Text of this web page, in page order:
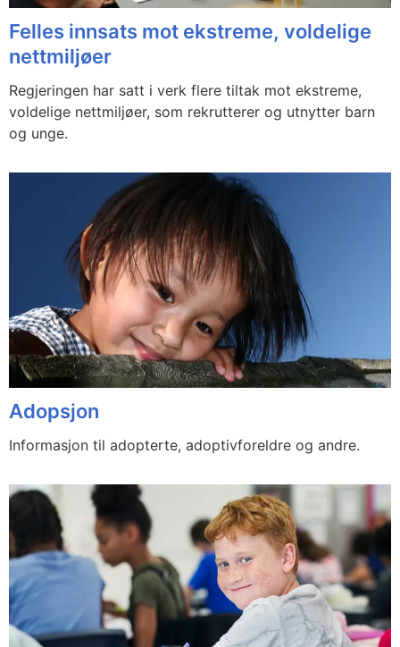
Felles innsats mot ekstreme, voldelige
nettmiljøer
Regjeringen har satt i verk flere tiltak mot ekstreme,
voldelige nettmiljøer, som rekrutterer og utnytter barn
og unge.
Adopsjon
Informasjon til adopterte, adoptivforeldre og andre.